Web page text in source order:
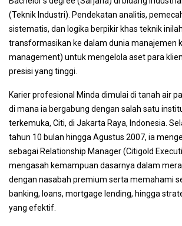
(Teknik Industri). Pendekatan analitis,
sistematis, dan logika berpikir khas teknik
transformasikan ke dalam dunia manajemen
management) untuk mengelola aset para
presisi yang tinggi.
Karier profesional Minda dimulai di tanah air
di mana ia bergabung dengan salah satu
terkemuka, Citi, di Jakarta Raya, Indonesia.
tahun 10 bulan hingga Agustus 2007, ia
sebagai Relationship Manager (Citigold
mengasah kemampuan dasarnya dalam
dengan nasabah premium serta memahami
banking, loans, mortgage lending, hingga
yang efektif.